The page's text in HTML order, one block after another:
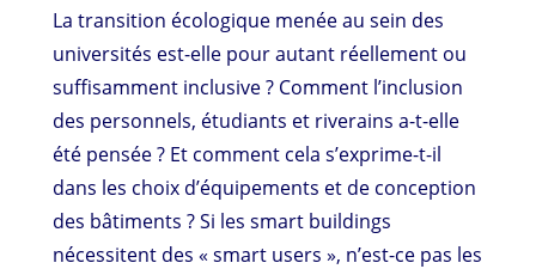
La transition écologique menée au sein des
universités est-elle pour autant réellement ou
suffisamment inclusive ? Comment l’inclusion
des personnels, étudiants et riverains a-t-elle
été pensée ? Et comment cela s’exprime-t-il
dans les choix d’équipements et de conception
des bâtiments ? Si les smart buildings
nécessitent des « smart users », n’est-ce pas les